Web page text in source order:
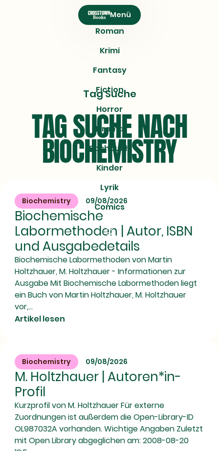
Menü
Roman
Krimi
Fantasy
Fiction
Horror
Drama
Sachbuch
Kinder
Lyrik
Comics
Tag Suche
TAG SUCHE NACH
BIOCHEMISTRY
Biochemistry 09/08/2026
Biochemische
Labormethoden | Autor, ISBN
und Ausgabedetails
Biochemische Labormethoden von Martin
Holtzhauer, M. Holtzhauer - Informationen zur
Ausgabe Mit Biochemische Labormethoden liegt
ein Buch von Martin Holtzhauer, M. Holtzhauer
vor,...
Artikel lesen
Biochemistry 09/08/2026
M. Holtzhauer | Autoren*in-
Profil
Kurzprofil von M. Holtzhauer Für externe
Zuordnungen ist außerdem die Open-Library-ID
OL987032A vorhanden. Wichtige Angaben Zuletzt
mit Open Library abgeglichen am: 2008-08-20